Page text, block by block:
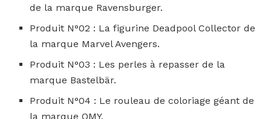
de la marque Ravensburger.
Produit N°02 : La figurine Deadpool Collector de
la marque Marvel Avengers.
Produit N°03 : Les perles à repasser de la
marque Bastelbär.
Produit N°04 : Le rouleau de coloriage géant de
la marque OMY.